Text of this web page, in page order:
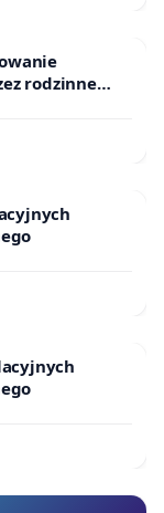
rodzinne